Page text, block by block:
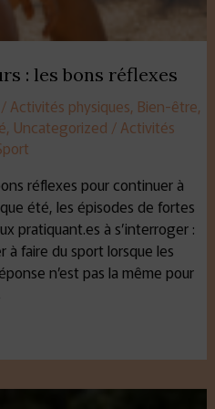
: les bons réflexes
/ Activités physiques, Bien-être,
, Uncategorized / Activités
réflexes pour continuer à
été, les épisodes de fortes
pratiquant.es à s’interroger :
faire du sport lorsque les
n’est pas la même pour